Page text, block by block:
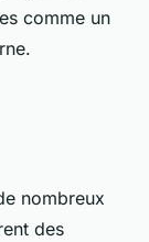
comme un
nombreux
des